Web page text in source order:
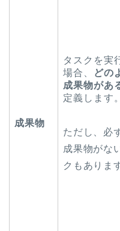
成果物
タスクを実
場合、
どの
成果物があ
定義します。
ただし、必
成果物がな
クもありま